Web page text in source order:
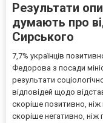
Результати
думають про
Сирського
7,7% українців
Федорова з посади
результати
відповідей щодо
скоріше позитивно, ніж
скоріше негативно,